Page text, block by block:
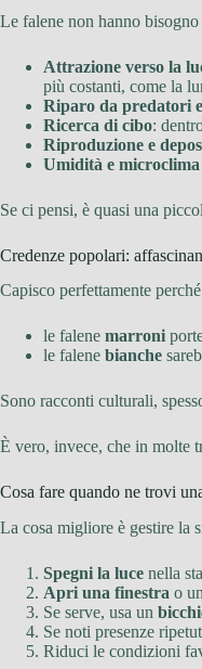
Le falene non hanno
Attrazione verso la
più costanti, come la
Riparo da predatori
Ricerca di cibo:
Riproduzione e
Umidità e
Se ci pensi, è quasi una
Credenze popolari:
Capisco perfettamente
le falene marroni
le falene bianche
Sono racconti culturali,
È vero, invece, che in molte
Cosa fare quando ne trovi
La cosa migliore è gestire la
Spegni la luce nella
Apri una finestra o
Se serve, usa un
Se noti presenze
Riduci le condizioni